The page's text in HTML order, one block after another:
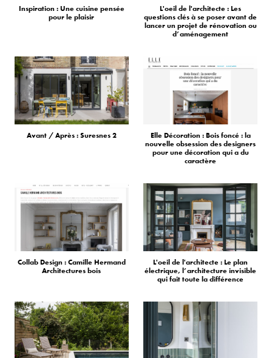
Inspiration : Une cuisine pensée
pour le plaisir
L'oeil de l'architecte : Les
questions clés à se poser avant de
lancer un projet de rénovation ou
d’aménagement
Avant / Après : Suresnes 2
Elle Décoration : Bois foncé : la
nouvelle obsession des designers
pour une décoration qui a du
caractère
Collab Design : Camille Hermand
Architectures bois
L'oeil de l'architecte : Le plan
électrique, l’architecture invisible
qui fait toute la différence